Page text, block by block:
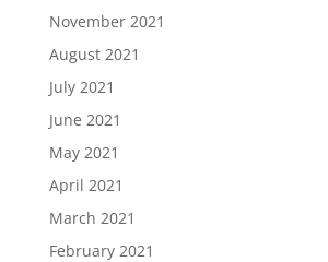
November 2021
August 2021
July 2021
June 2021
May 2021
April 2021
March 2021
February 2021